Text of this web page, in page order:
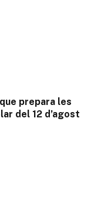
prepara les
del 12 d’agost